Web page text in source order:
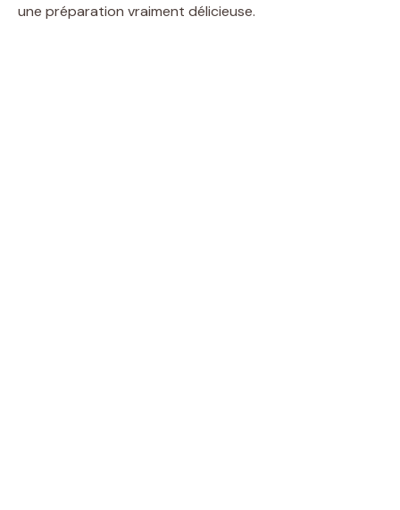
une préparation vraiment délicieuse.